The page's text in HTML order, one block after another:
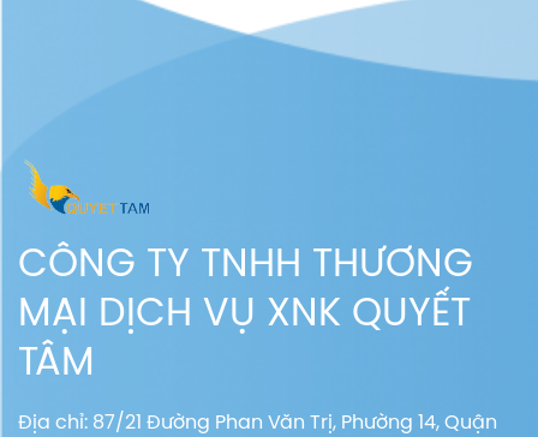
CÔNG TY TNHH THƯƠNG
MẠI DỊCH VỤ XNK QUYẾT
TÂM
Địa chỉ: 87/21 Đường Phan Văn Trị, Phường 14, Quận